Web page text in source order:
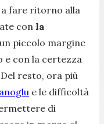
a fare ritorno alla
con la
piccolo margine
con la certezza
resto, ora più
e le difficoltà
di